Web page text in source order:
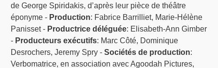
de George Spiridakis, d’après leur pièce de théâtre
éponyme - Production: Fabrice Barrilliet, Marie-Hélène
Panisset - Productrice déléguée: Elisabeth-Ann Gimber
- Producteurs exécutifs: Marc Côté, Dominique
Desrochers, Jeremy Spry -Sociétés de production:
Verbomatrice, en association avec Agoodah Pictures,